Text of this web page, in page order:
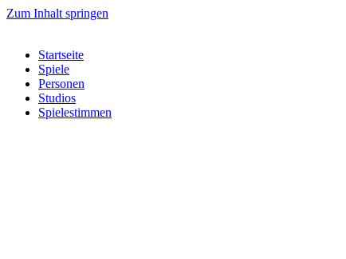
Zum Inhalt springen
Startseite
Spiele
Personen
Studios
Spielestimmen